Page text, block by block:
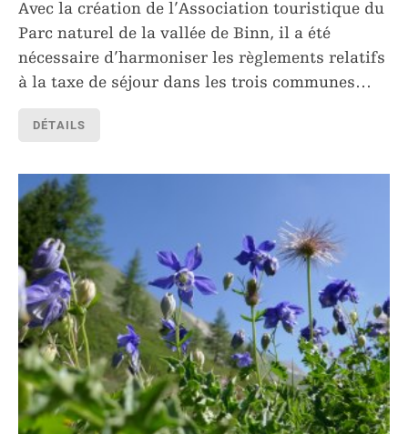
Avec la création de l’Association touristique du
Parc naturel de la vallée de Binn, il a été
nécessaire d’harmoniser les règlements relatifs
à la taxe de séjour dans les trois communes…
DÉTAILS